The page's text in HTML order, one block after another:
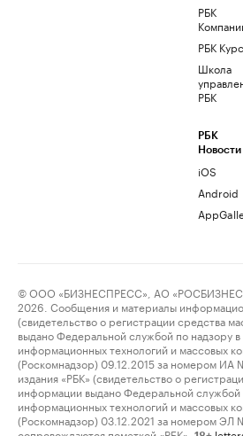
РБК
РБК
Школа
РБК
РБК
Новости
iOS
Android
© ООО «БИЗНЕСПРЕСС», АО
2026. Сообщения и материалы
(свидетельство о регистрации средства
выдано Федеральной службой по надзору в
информационных технологий и массовых
(Роскомнадзор) 09.12.2015 за номером
издания «РБК» (свидетельство о
информации выдано Федеральной службой
информационных технологий и массовых
(Роскомнадзор) 03.12.2021 за номером